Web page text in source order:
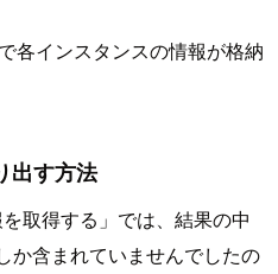
各インスタンスの情報が格納
出す方法
取得する」では、結果の中
か含まれていませんでしたの